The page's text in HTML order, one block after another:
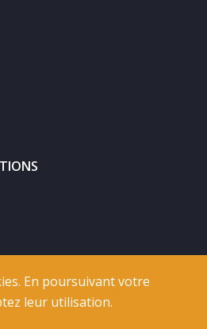
En poursuivant votre
leur utilisation.